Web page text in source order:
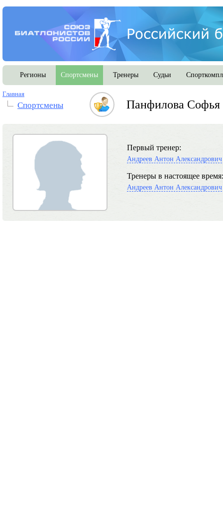
Регионы Спортсмены Тренеры Судьи
Главная
Спортсмены Панфилова Софья
Первый тренер:
Андреев Антон Александрович
Тренеры в настоящее время:
Андреев Антон Александрович